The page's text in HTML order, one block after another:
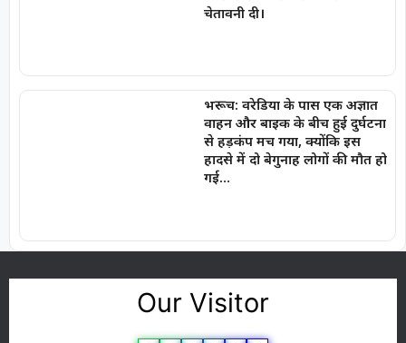
चेतावनी दी।
भरूच: वरेडिया के पास एक अज्ञात
वाहन और बाइक के बीच हुई दुर्घटना
से हड़कंप मच गया, क्योंकि इस
हादसे में दो बेगुनाह लोगों की मौत हो
गई…
Our Visitor